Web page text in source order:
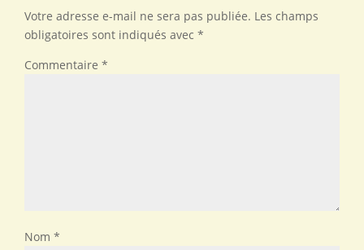
Votre adresse e-mail ne sera pas publiée. Les champs
obligatoires sont indiqués avec *
Commentaire *
Nom *